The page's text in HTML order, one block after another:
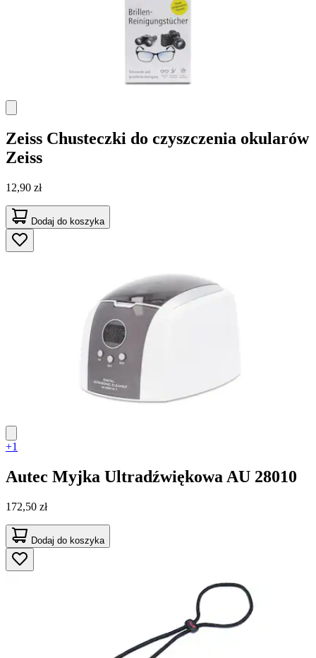
Zeiss Chusteczki do czyszczenia okularów
Zeiss
12,90 zł
Dodaj do koszyka
+1
Autec Myjka Ultradźwiękowa AU 28010
172,50 zł
Dodaj do koszyka